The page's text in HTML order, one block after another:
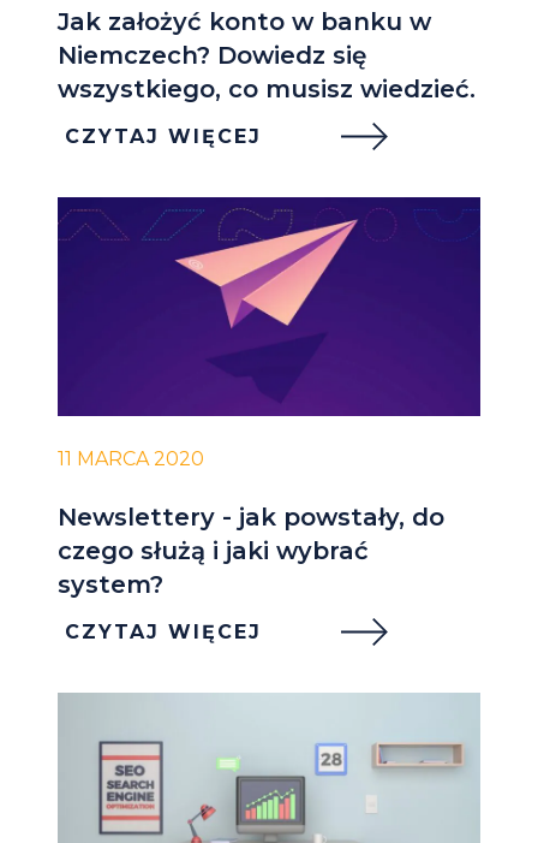
Jak założyć konto w banku w
Niemczech? Dowiedz się
wszystkiego, co musisz wiedzieć.
CZYTAJ WIĘCEJ
11 MARCA 2020
Newslettery - jak powstały, do
czego służą i jaki wybrać
system?
CZYTAJ WIĘCEJ